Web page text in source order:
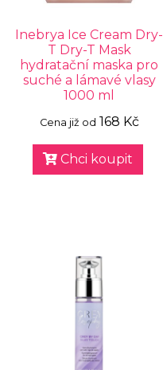
Inebrya Ice Cream Dry-
T Dry-T Mask
hydratační maska pro
suché a lámavé vlasy
1000 ml
Cena již od 168 Kč
Chci koupit